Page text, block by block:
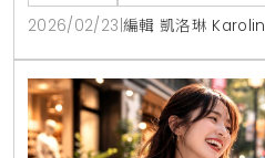
2026/02/23 編輯 凱洛琳 Karolin